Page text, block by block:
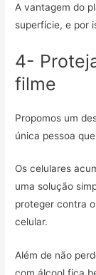
A vantagem do
superfície, e por
4-
filme
Propomos um
única pessoa
Os celulares
uma solução
proteger contra
celular.
Além de não